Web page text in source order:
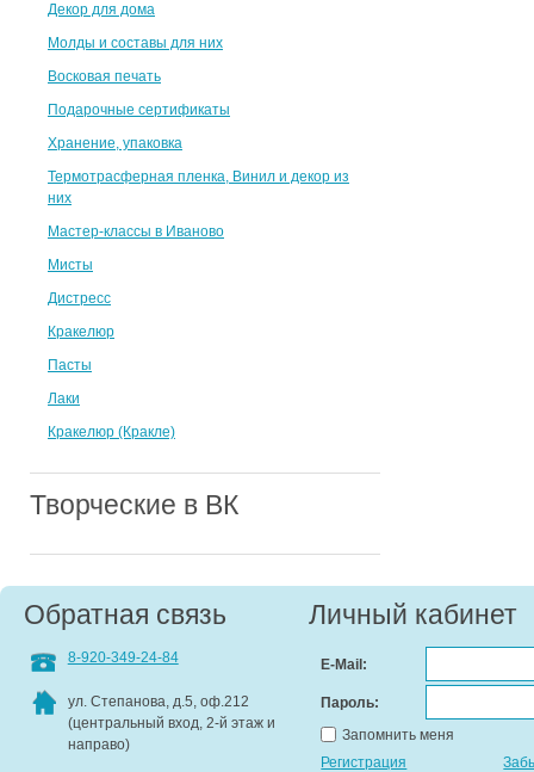
Декор для дома
Молды и составы для них
Восковая печать
Подарочные сертификаты
Хранение, упаковка
Термотрасферная пленка, Винил и декор из
них
Мастер-классы в Иваново
Мисты
Дистресс
Кракелюр
Пасты
Лаки
Кракелюр (Кракле)
Творческие в ВК
Обратная связь
8-920-349-24-84
ул. Степанова, д.5, оф.212
(центральный вход, 2-й этаж и
направо)
Личный кабинет
E-Mail:
Пароль:
Запомнить меня
Регистрация